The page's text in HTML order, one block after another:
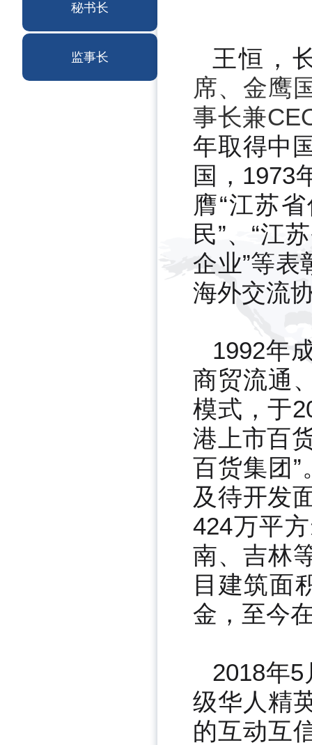
秘书长
监事长
王恒，
席、金鹰
事长兼
年取得中
国，1973
膺“江苏
民”、“江
企业”等表
海外交流
1992年
商贸流通
模式，于
港上市百
百货集团
及待开发
424万平
南、吉林
目建筑面
金，至今
2018年
级华人精
的互动互